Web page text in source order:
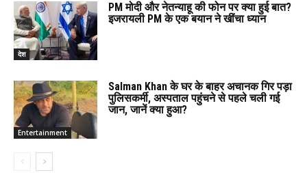
देश
PM मोदी और नेतन्याहू की फोन पर क्या हुई बात?
इजरायली PM के एक बयान ने खींचा ध्यान
Entertainment
Salman Khan के घर के बाहर अचानक गिर पड़ा
पुलिसकर्मी, अस्पताल पहुंचने से पहले चली गई
जान, जानें क्या हुआ?